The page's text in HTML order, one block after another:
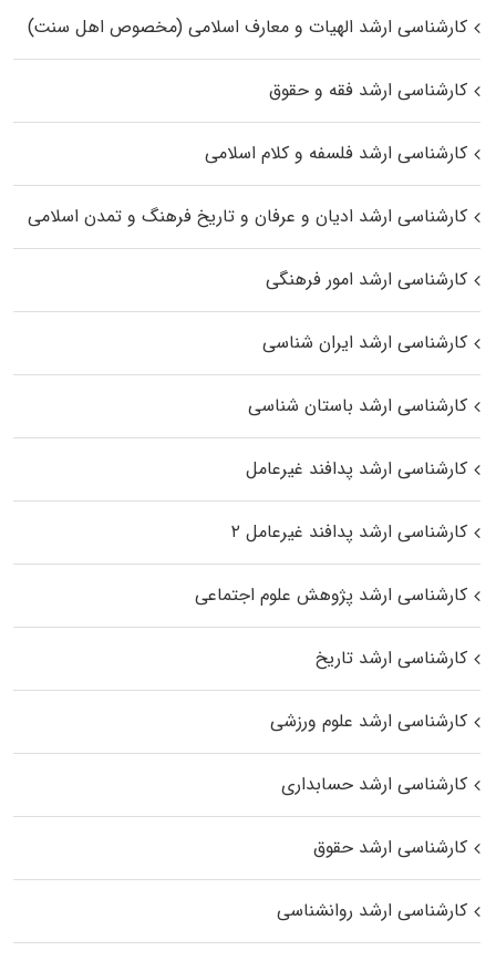
کارشناسی ارشد الهیات و معارف اسلامی (مخصوص اهل سنت)
کارشناسی ارشد فقه و حقوق
کارشناسی ارشد فلسفه و کلام اسلامی
کارشناسی ارشد ادیان و عرفان و تاریخ فرهنگ و تمدن اسلامی
کارشناسی ارشد امور فرهنگی
کارشناسی ارشد ایران شناسی
کارشناسی ارشد باستان شناسی
کارشناسی ارشد پدافند غیرعامل
کارشناسی ارشد پدافند غیرعامل ۲
کارشناسی ارشد پژوهش علوم اجتماعی
کارشناسی ارشد تاریخ
کارشناسی ارشد علوم ورزشی
کارشناسی ارشد حسابداری
کارشناسی ارشد حقوق
کارشناسی ارشد روانشناسی